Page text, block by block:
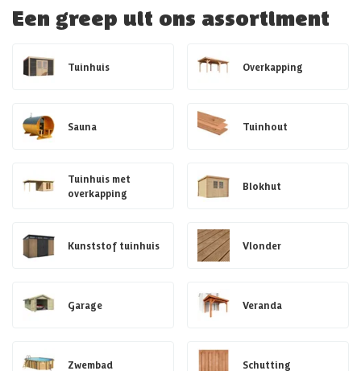
Een greep uit ons assortiment
Tuinhuis Overkapping
Sauna Tuinhout
Tuinhuis met
overkapping
Blokhut
Kunststof tuinhuis Vlonder
Garage Veranda
Zwembad Schutting